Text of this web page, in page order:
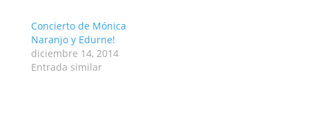
Concierto de Mónica
Naranjo y Edurne!
diciembre 14, 2014
Entrada similar